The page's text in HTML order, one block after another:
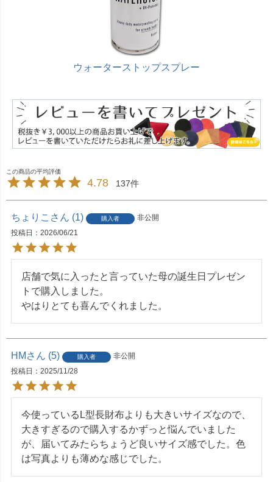
ウォーターストップスプレー
4.78 137
ちょりこ 1 購入者
非公開
投稿日
2026/06/21
店舗で気に入ったと言っていた母の誕生日プレゼン
トで購入しました。
やはりとても喜んでくれました。
HM 5 購入者
非公開
投稿日
2025/11/28
今使っているL型長財布よりも大きいサイズなので、
大きすぎるので購入するかずっと悩んでいました
が、届いてみたらちょうど良いサイズ感でした。色
は写真よりも薄めな感じでした。